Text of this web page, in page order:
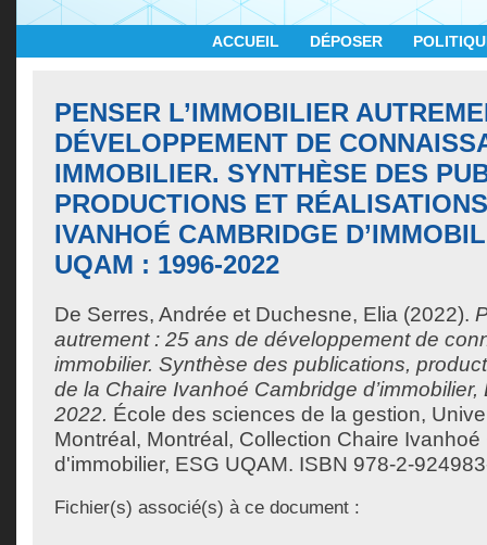
ACCUEIL DÉPOSER
PENSER L’IMMOBILIER
DÉVELOPPEMENT DE
IMMOBILIER. SYNTHÈSE DES
PRODUCTIONS ET
IVANHOÉ CAMBRIDGE
UQAM : 1996-2022
De Serres, Andrée et Duchesne, Elia (2022).
autrement : 25 ans de développement de
immobilier. Synthèse des publications,
de la Chaire Ivanhoé Cambridge
2022. École des sciences de la gestion,
Montréal, Montréal, Collection Chaire
d'immobilier, ESG UQAM. ISBN 978-2-
Fichier(s) associé(s) à ce document :